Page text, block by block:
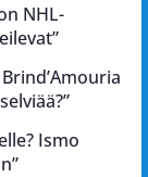
NHL-
Ismo